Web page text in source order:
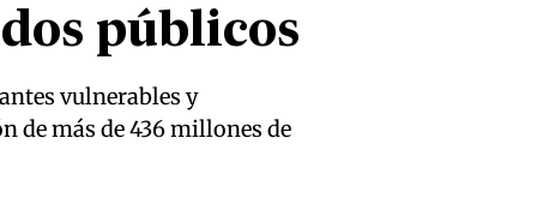
públicos
vulnerables y
de más de 436 millones de